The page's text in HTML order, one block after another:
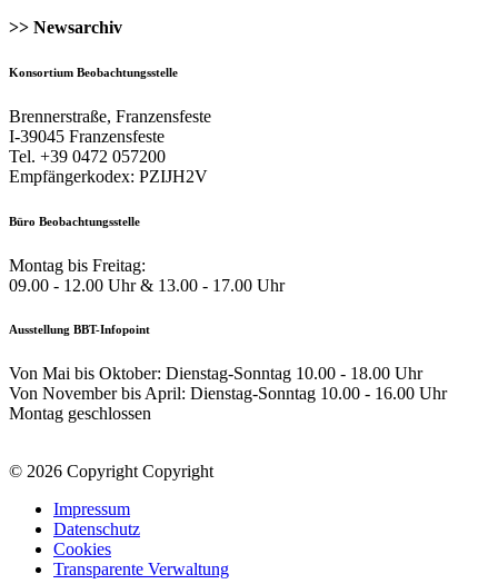
>> Newsarchiv
Konsortium Beobachtungsstelle
Brennerstraße, Franzensfeste
I-39045 Franzensfeste
Tel. +39 0472 057200
Empfängerkodex: PZIJH2V
Büro Beobachtungsstelle
Montag bis Freitag:
09.00 - 12.00 Uhr & 13.00 - 17.00 Uhr
Ausstellung BBT-Infopoint
Von Mai bis Oktober: Dienstag-Sonntag 10.00 - 18.00 Uhr
Von November bis April: Dienstag-Sonntag 10.00 - 16.00 Uhr
Montag geschlossen
© 2026 Copyright Copyright
Impressum
Datenschutz
Cookies
Transparente Verwaltung